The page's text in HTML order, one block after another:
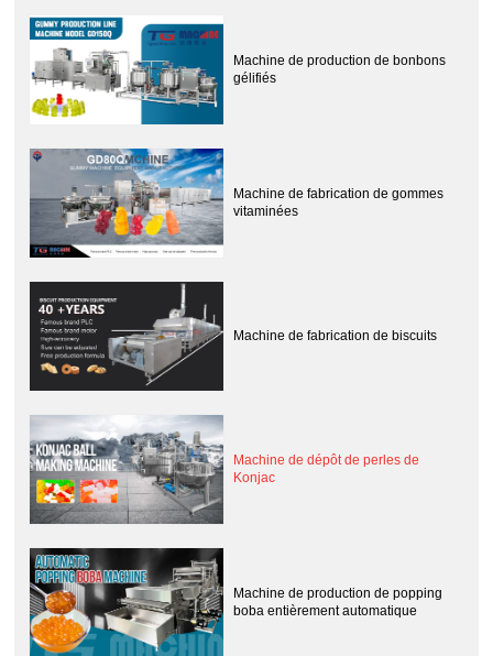
Machine de production de bonbons
gélifiés
Machine de fabrication de gommes
vitaminées
Machine de fabrication de biscuits
Machine de dépôt de perles de
Konjac
Machine de production de popping
boba entièrement automatique